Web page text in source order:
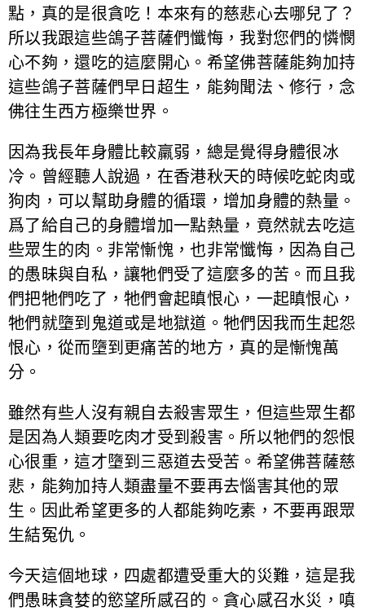
點，真的是很貪吃！本來有的慈悲心去哪兒了？
所以我跟這些鴿子菩薩們懺悔，我對您們的憐憫
心不夠，還吃的這麼開心。希望佛菩薩能夠加持
這些鴿子菩薩們早日超生，能夠聞法、修行，念
佛往生西方極樂世界。
因為我長年身體比較羸弱，總是覺得身體很冰
冷。曾經聽人說過，在香港秋天的時候吃蛇肉或
狗肉，可以幫助身體的循環，增加身體的熱量。
爲了給自己的身體增加一點熱量，竟然就去吃這
些眾生的肉。非常慚愧，也非常懺悔，因為自己
的愚昧與自私，讓牠們受了這麼多的苦。而且我
們把牠們吃了，牠們會起瞋恨心，一起瞋恨心，
牠們就墮到鬼道或是地獄道。牠們因我而生起怨
恨心，從而墮到更痛苦的地方，真的是慚愧萬
分。
雖然有些人沒有親自去殺害眾生，但這些眾生都
是因為人類要吃肉才受到殺害。所以牠們的怨恨
心很重，這才墮到三惡道去受苦。希望佛菩薩慈
悲，能夠加持人類盡量不要再去惱害其他的眾
生。因此希望更多的人都能夠吃素，不要再跟眾
生結冤仇。
今天這個地球，四處都遭受重大的災難，這是我
們愚昧貪婪的慾望所感召的。貪心感召水災，嗔